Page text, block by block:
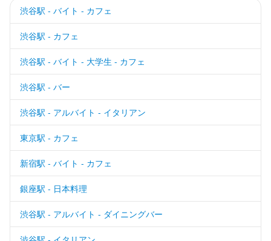
渋谷駅 - バイト - カフェ
渋谷駅 - カフェ
渋谷駅 - バイト - 大学生 - カフェ
渋谷駅 - バー
渋谷駅 - アルバイト - イタリアン
東京駅 - カフェ
新宿駅 - バイト - カフェ
銀座駅 - 日本料理
渋谷駅 - アルバイト - ダイニングバー